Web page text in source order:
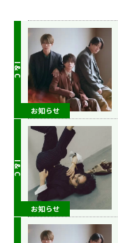
お知らせ
お知らせ